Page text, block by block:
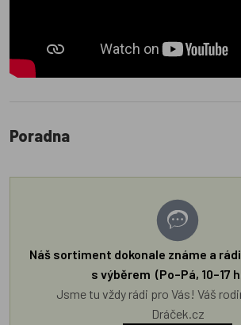
Poradna
Náš sortiment dokonale známe a
s výběrem (Po–Pá, 10–17
Jsme tu vždy rádi pro Vás! Váš
Dráček.cz